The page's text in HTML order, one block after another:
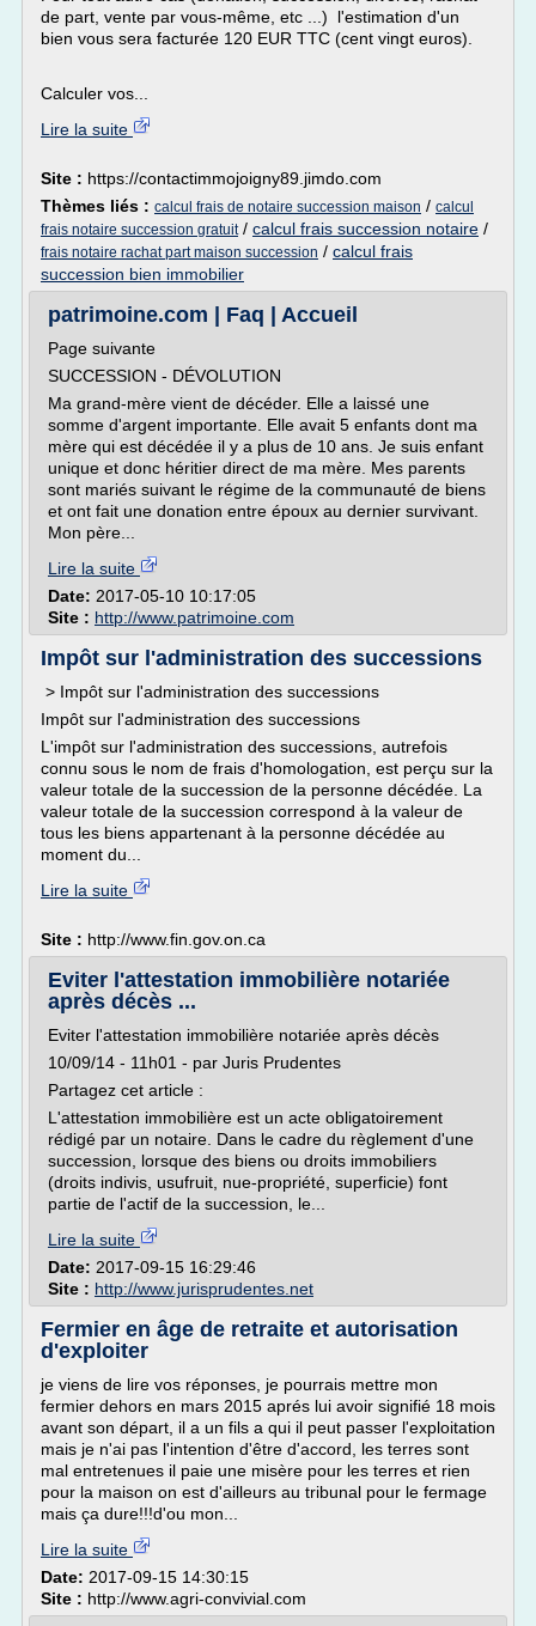
de part, vente par vous-même, etc ...) l'estimation d'un
bien vous sera facturée 120 EUR TTC (cent vingt euros).
Calculer vos...
Lire la suite
Site : https://contactimmojoigny89.jimdo.com
Thèmes liés : calcul frais de notaire succession maison / calcul
frais notaire succession gratuit/ calcul frais succession notaire /
frais notaire rachat part maison succession / calcul frais
succession bien immobilier
patrimoine.com | Faq | Accueil
Page suivante
SUCCESSION - DÉVOLUTION
Ma grand-mère vient de décéder. Elle a laissé une
somme d'argent importante. Elle avait 5 enfants dont ma
mère qui est décédée il y a plus de 10 ans. Je suis enfant
unique et donc héritier direct de ma mère. Mes parents
sont mariés suivant le régime de la communauté de biens
et ont fait une donation entre époux au dernier survivant.
Mon père...
Lire la suite
Date: 2017-05-10 10:17:05
Site : http://www.patrimoine.com
Impôt sur l'administration des successions
> Impôt sur l'administration des successions
Impôt sur l'administration des successions
L'impôt sur l'administration des successions, autrefois
connu sous le nom de frais d'homologation, est perçu sur la
valeur totale de la succession de la personne décédée. La
valeur totale de la succession correspond à la valeur de
tous les biens appartenant à la personne décédée au
moment du...
Lire la suite
Site : http://www.fin.gov.on.ca
Eviter l'attestation immobilière notariée
après décès ...
Eviter l'attestation immobilière notariée après décès
10/09/14 - 11h01 - par Juris Prudentes
Partagez cet article :
L'attestation immobilière est un acte obligatoirement
rédigé par un notaire. Dans le cadre du règlement d'une
succession, lorsque des biens ou droits immobiliers
(droits indivis, usufruit, nue-propriété, superficie) font
partie de l'actif de la succession, le...
Lire la suite
Date: 2017-09-15 16:29:46
Site : http://www.jurisprudentes.net
Fermier en âge de retraite et autorisation
d'exploiter
je viens de lire vos réponses, je pourrais mettre mon
fermier dehors en mars 2015 aprés lui avoir signifié 18 mois
avant son départ, il a un fils a qui il peut passer l'exploitation
mais je n'ai pas l'intention d'être d'accord, les terres sont
mal entretenues il paie une misère pour les terres et rien
pour la maison on est d'ailleurs au tribunal pour le fermage
mais ça dure!!!d'ou mon...
Lire la suite
Date: 2017-09-15 14:30:15
Site : http://www.agri-convivial.com